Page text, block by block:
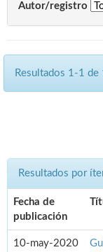
Autor/registro
Resultados 1-1 de
Resultados por
Fecha de
publicación
10-may-2020